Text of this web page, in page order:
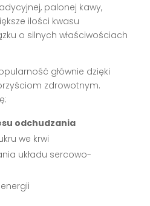
palonej kawy,
ilości kwasu
o silnych właściwościach
głównie dzięki
zdrowotnym.
odchudzania
we krwi
układu sercowo-